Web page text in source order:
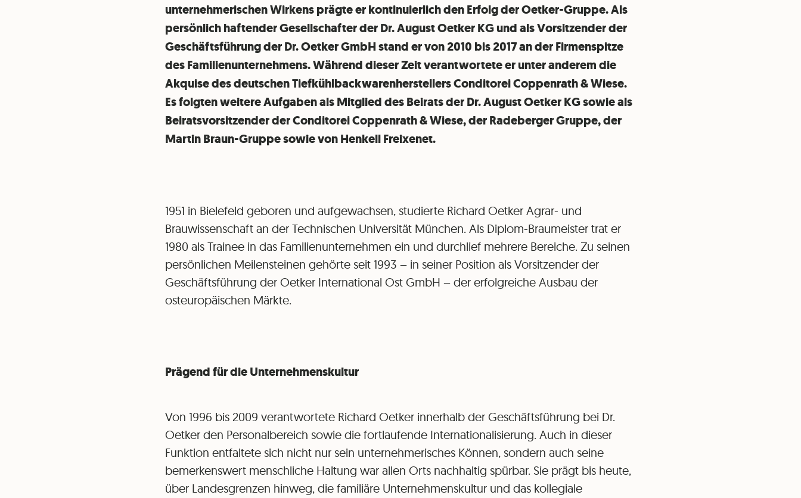
unternehmerischen Wirkens prägte er kontinuierlich den Erfolg der Oetker-Gruppe. Als
persönlich haftender Gesellschafter der Dr. August Oetker KG und als Vorsitzender der
Geschäftsführung der Dr. Oetker GmbH stand er von 2010 bis 2017 an der Firmenspitze
des Familienunternehmens. Während dieser Zeit verantwortete er unter anderem die
Akquise des deutschen Tiefkühlbackwarenherstellers Conditorei Coppenrath & Wiese.
Es folgten weitere Aufgaben als Mitglied des Beirats der Dr. August Oetker KG sowie als
Beiratsvorsitzender der Conditorei Coppenrath & Wiese, der Radeberger Gruppe, der
Martin Braun-Gruppe sowie von Henkell Freixenet.
1951 in Bielefeld geboren und aufgewachsen, studierte Richard Oetker Agrar- und
Brauwissenschaft an der Technischen Universität München. Als Diplom-Braumeister trat er
1980 als Trainee in das Familienunternehmen ein und durchlief mehrere Bereiche. Zu seinen
persönlichen Meilensteinen gehörte seit 1993 – in seiner Position als Vorsitzender der
Geschäftsführung der Oetker International Ost GmbH – der erfolgreiche Ausbau der
osteuropäischen Märkte.
Prägend für die Unternehmenskultur
Von 1996 bis 2009 verantwortete Richard Oetker innerhalb der Geschäftsführung bei Dr.
Oetker den Personalbereich sowie die fortlaufende Internationalisierung. Auch in dieser
Funktion entfaltete sich nicht nur sein unternehmerisches Können, sondern auch seine
bemerkenswert menschliche Haltung war allen Orts nachhaltig spürbar. Sie prägt bis heute,
über Landesgrenzen hinweg, die familiäre Unternehmenskultur und das kollegiale